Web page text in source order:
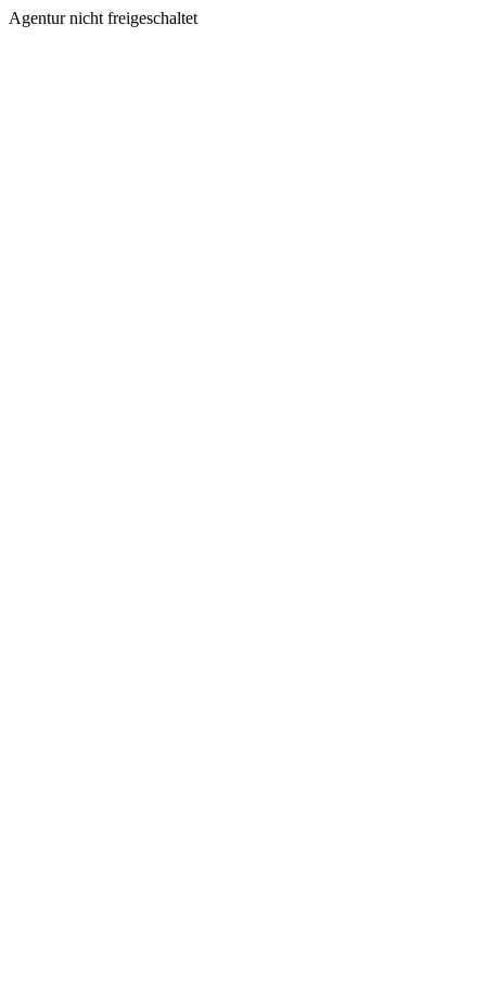
Agentur nicht freigeschaltet